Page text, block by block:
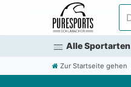
Alle Sportarten
Zur Startseite gehen